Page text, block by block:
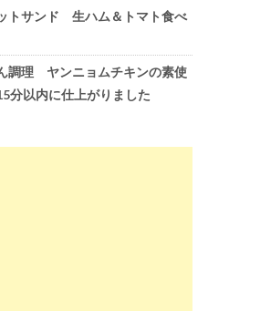
トサンド 生ハム＆トマト食べ
調理 ヤンニョムチキンの素使
分以内に仕上がりました